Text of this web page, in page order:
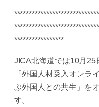
*****************
JICA北海道では10月25
「外国人材受入オン
ぶ外国人との共生」を
す。